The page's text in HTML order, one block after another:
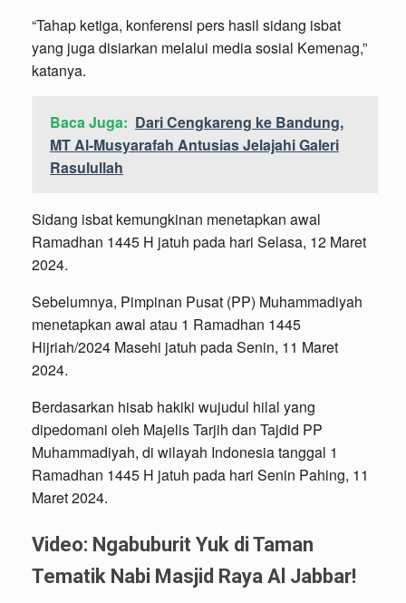
“Tahap ketiga, konferensi pers hasil sidang isbat
yang juga disiarkan melalui media sosial Kemenag,”
katanya.
Baca Juga: Dari Cengkareng ke Bandung,
MT Al-Musyarafah Antusias Jelajahi Galeri
Rasulullah
Sidang isbat kemungkinan menetapkan awal
Ramadhan 1445 H jatuh pada hari Selasa, 12 Maret
2024.
Sebelumnya, Pimpinan Pusat (PP) Muhammadiyah
menetapkan awal atau 1 Ramadhan 1445
Hijriah/2024 Masehi jatuh pada Senin, 11 Maret
2024.
Berdasarkan hisab hakiki wujudul hilal yang
dipedomani oleh Majelis Tarjih dan Tajdid PP
Muhammadiyah, di wilayah Indonesia tanggal 1
Ramadhan 1445 H jatuh pada hari Senin Pahing, 11
Maret 2024.
Video: Ngabuburit Yuk di Taman
Tematik Nabi Masjid Raya Al Jabbar!